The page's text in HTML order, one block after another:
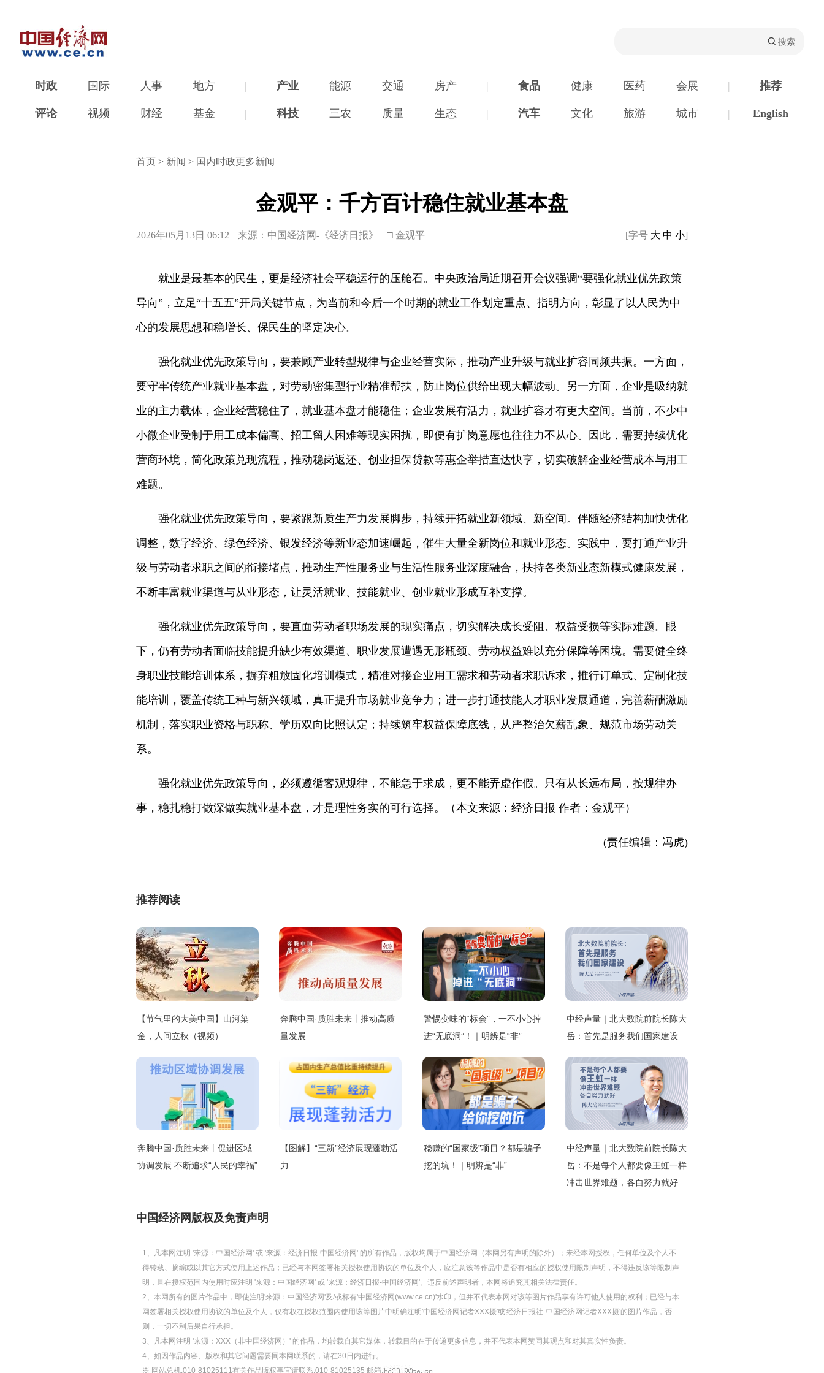
时政 国际 人事 地方 | 产业 能源 交通 房产 | 食品 健康 医药 会展 | 推荐
评论 视频 财经 基金 | 科技 三农 质量 生态 | 汽车 文化 旅游 城市 | English
首页 > 新闻 > 国内时政更多新闻
金观平：千方百计稳住就业基本盘
2026年05月13日 06:12 来源：中国经济网-《经济日报》 □ 金观平 [字号 大 中 小]
就业是最基本的民生，更是经济社会平稳运行的压舱石。中央政治局近期召开会议强调“要强化就业优先政策
导向”，立足“十五五”开局关键节点，为当前和今后一个时期的就业工作划定重点、指明方向，彰显了以人民为中
心的发展思想和稳增长、保民生的坚定决心。
强化就业优先政策导向，要兼顾产业转型规律与企业经营实际，推动产业升级与就业扩容同频共振。一方面，
要守牢传统产业就业基本盘，对劳动密集型行业精准帮扶，防止岗位供给出现大幅波动。另一方面，企业是吸纳就
业的主力载体，企业经营稳住了，就业基本盘才能稳住；企业发展有活力，就业扩容才有更大空间。当前，不少中
小微企业受制于用工成本偏高、招工留人困难等现实困扰，即便有扩岗意愿也往往力不从心。因此，需要持续优化
营商环境，简化政策兑现流程，推动稳岗返还、创业担保贷款等惠企举措直达快享，切实破解企业经营成本与用工
难题。
强化就业优先政策导向，要紧跟新质生产力发展脚步，持续开拓就业新领域、新空间。伴随经济结构加快优化
调整，数字经济、绿色经济、银发经济等新业态加速崛起，催生大量全新岗位和就业形态。实践中，要打通产业升
级与劳动者求职之间的衔接堵点，推动生产性服务业与生活性服务业深度融合，扶持各类新业态新模式健康发展，
不断丰富就业渠道与从业形态，让灵活就业、技能就业、创业就业形成互补支撑。
强化就业优先政策导向，要直面劳动者职场发展的现实痛点，切实解决成长受阻、权益受损等实际难题。眼
下，仍有劳动者面临技能提升缺少有效渠道、职业发展遭遇无形瓶颈、劳动权益难以充分保障等困境。需要健全终
身职业技能培训体系，摒弃粗放固化培训模式，精准对接企业用工需求和劳动者求职诉求，推行订单式、定制化技
能培训，覆盖传统工种与新兴领域，真正提升市场就业竞争力；进一步打通技能人才职业发展通道，完善薪酬激励
机制，落实职业资格与职称、学历双向比照认定；持续筑牢权益保障底线，从严整治欠薪乱象、规范市场劳动关
系。
强化就业优先政策导向，必须遵循客观规律，不能急于求成，更不能弄虚作假。只有从长远布局，按规律办
事，稳扎稳打做深做实就业基本盘，才是理性务实的可行选择。（本文来源：经济日报 作者：金观平）
(责任编辑：冯虎)
推荐阅读
【节气里的大美中国】山河染
金，人间立秋（视频）
奔腾中国·质胜未来丨推动高质
量发展
警惕变味的“标会”，一不小心掉
进“无底洞”！｜明辨是“非”
中经声量｜北大数院前院长陈大
岳：首先是服务我们国家建设
奔腾中国·质胜未来丨促进区域
协调发展 不断追求“人民的幸福”
【图解】“三新”经济展现蓬勃活
力
稳赚的“国家级”项目？都是骗子
挖的坑！｜明辨是“非”
中经声量｜北大数院前院长陈大
岳：不是每个人都要像王虹一样
冲击世界难题，各自努力就好
中国经济网版权及免责声明
1、凡本网注明 '来源：中国经济网' 或 '来源：经济日报-中国经济网' 的所有作品，版权均属于中国经济网（本网另有声明的除外）；未经本网授权，任何单位及个人不
得转载、摘编或以其它方式使用上述作品；已经与本网签署相关授权使用协议的单位及个人，应注意该等作品中是否有相应的授权使用限制声明，不得违反该等限制声
明，且在授权范围内使用时应注明 '来源：中国经济网' 或 '来源：经济日报-中国经济网'。违反前述声明者，本网将追究其相关法律责任。
2、本网所有的图片作品中，即使注明'来源：中国经济网'及/或标有'中国经济网(www.ce.cn)'水印，但并不代表本网对该等图片作品享有许可他人使用的权利；已经与本
网签署相关授权使用协议的单位及个人，仅有权在授权范围内使用该等图片中明确注明'中国经济网记者XXX摄'或'经济日报社-中国经济网记者XXX摄'的图片作品，否
则，一切不利后果自行承担。
3、凡本网注明 '来源：XXX（非中国经济网）' 的作品，均转载自其它媒体，转载目的在于传递更多信息，并不代表本网赞同其观点和对其真实性负责。
4、如因作品内容、版权和其它问题需要同本网联系的，请在30日内进行。
※ 网站总机:010-81025111有关作品版权事宜请联系:010-81025135 邮箱: